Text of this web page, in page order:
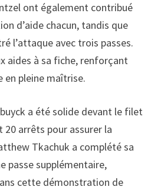
ont également contribué
d’aide chacun, tandis que
l’attaque avec trois passes.
aides à sa fiche, renforçant
en pleine maîtrise.
a été solide devant le filet
arrêts pour assurer la
Tkachuk a complété sa
passe supplémentaire,
cette démonstration de